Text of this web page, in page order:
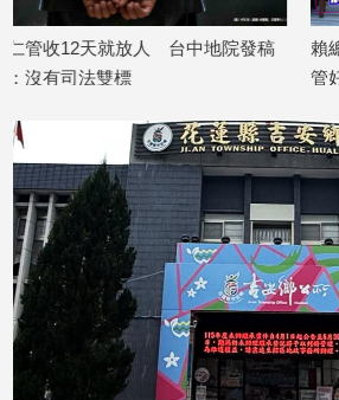
遊
運
Pet
影
音
專
區
發稿
賴總統批台中食安破口 盧秀
管好食安 蔣萬安搬2014「食
2026/08/06